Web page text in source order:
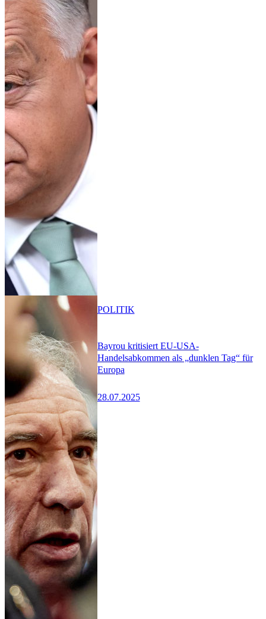
Bayrou kritisiert EU-USA-
Handelsabkommen als „dunklen Tag“ für
Europa
28.07.2025
POLITIK